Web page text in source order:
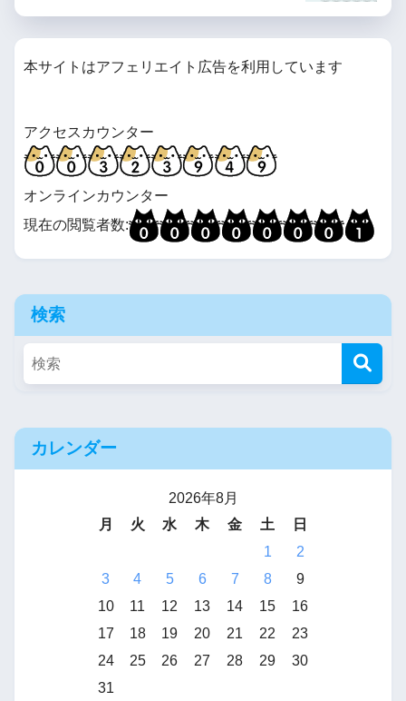
本サイトはアフェリエイト広告を利用しています
アクセスカウンター
オンラインカウンター
現在の閲覧者数:
検索
カレンダー
2026年8月
月
火 水 木 金 土
日
1
2
3
4 5 6 7 8
9
10
11 12 13 14 15
16
17
18 19 20 21 22
23
24
25 26 27 28 29
30
31